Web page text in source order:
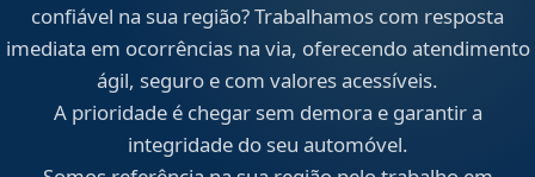
confiável na sua região? Trabalhamos com resposta
imediata em ocorrências na via, oferecendo atendimento
ágil, seguro e com valores acessíveis.
A prioridade é chegar sem demora e garantir a
integridade do seu automóvel.